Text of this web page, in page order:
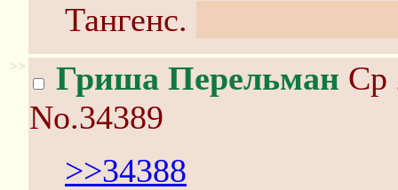
Тангенс.
>> Гриша Перельман Ср
No.34389
>>34388